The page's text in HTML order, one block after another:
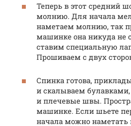
Теперь в этот средний
молнию. Для начала
наметаем молнию, так
машинке она никуда не
ставим специальную
Прошиваем с двух
Спинка готова,
и скалываем
и плечевые швы.
машинке. Если шьете
начала можно наметать